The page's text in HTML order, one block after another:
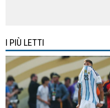
I PIÙ LETTI